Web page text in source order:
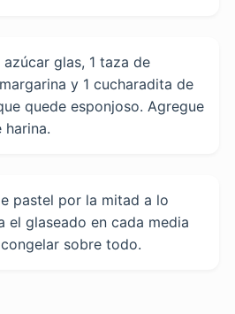
azúcar glas, 1 taza de
y 1 cucharadita de
quede esponjoso. Agregue
harina.
pastel por la mitad a lo
el glaseado en cada media
sobre todo.